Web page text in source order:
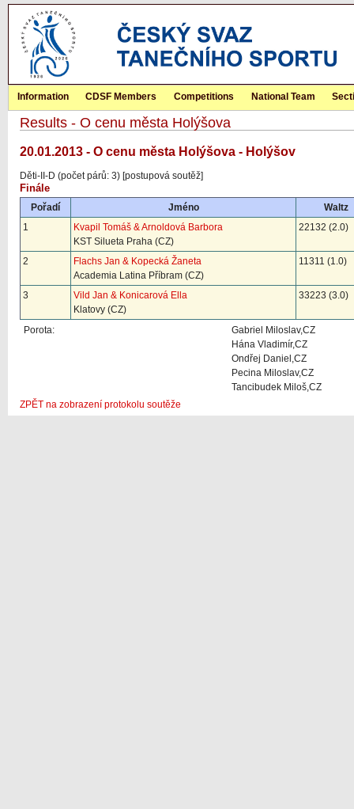
Information CDSF Members Competitions National Team
Results - O cenu města Holýšova
20.01.2013 - O cenu města Holýšova - Holýšov
Děti-II-D (počet párů: 3) [postupová soutěž]
Finále
Pořadí Jméno
Waltz
1
Kvapil Tomáš & Arnoldová Barbora
KST Silueta Praha (CZ)
22132 (2.0)
2
Flachs Jan & Kopecká Žaneta
Academia Latina Příbram (CZ)
11311 (1.0)
3
Vild Jan & Konicarová Ella
Klatovy (CZ)
33223 (3.0)
Porota:
Gabriel Miloslav,CZ
Hána Vladimír,CZ
Ondřej Daniel,CZ
Pecina Miloslav,CZ
Tancibudek Miloš,CZ
ZPĚT na zobrazení protokolu soutěže